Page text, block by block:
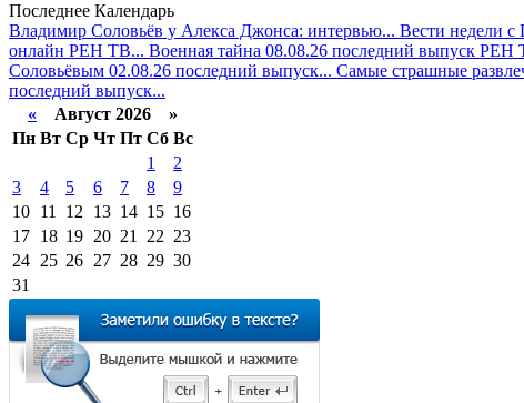
Последнее Календарь
Владимир Соловьёв у Алекса Джонса: интервью... Вести недели с
онлайн РЕН ТВ... Военная тайна 08.08.26 последний выпуск РЕН
Соловьёвым 02.08.26 последний выпуск... Самые страшные
последний выпуск...
« Август 2026 »
Пн Вт Ср Чт Пт Сб Вс
1
2
3
4 5 6 7 8
9
10 11 12 13 14 15 16
17 18 19 20 21 22 23
24 25 26 27 28 29 30
31